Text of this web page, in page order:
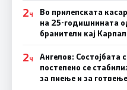
2Ч
Во прилепската
на 25-годишнината
бранители кај
2Ч
Ангелов: Состојбата
постепено се
за пиење и за готвење